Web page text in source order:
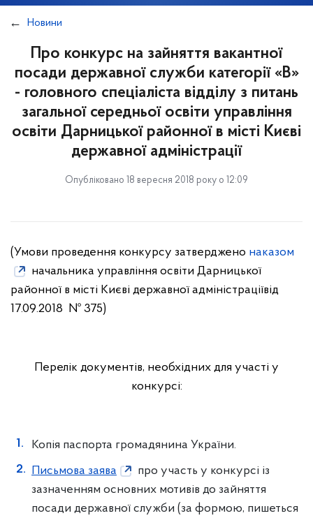
Новини
Про конкурс на зайняття вакантної
посади державної служби категорії «В»
- головного спеціаліста відділу з питань
загальної середньої освіти управління
освіти Дарницької районної в місті Києві
державної адміністрації
Опубліковано 18 вересня 2018 року о 12:09
(Умови проведення конкурсу затверджено наказом
начальника управління освіти Дарницької
районної в місті Києві державної адміністраціївід
17.09.2018 № 375)
Перелік документів, необхідних для участі у
конкурсі:
Копія паспорта громадянина України.
Письмова заява
про участь у конкурсі із
зазначенням основних мотивів до зайняття
посади державної служби (за формою, пишеться